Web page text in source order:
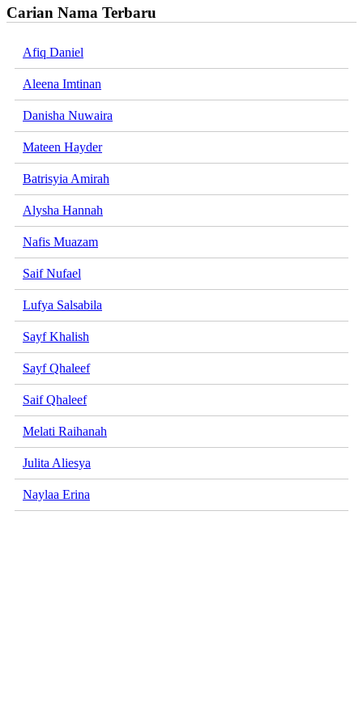
Carian Nama Terbaru
Afiq Daniel
Aleena Imtinan
Danisha Nuwaira
Mateen Hayder
Batrisyia Amirah
Alysha Hannah
Nafis Muazam
Saif Nufael
Lufya Salsabila
Sayf Khalish
Sayf Qhaleef
Saif Qhaleef
Melati Raihanah
Julita Aliesya
Naylaa Erina